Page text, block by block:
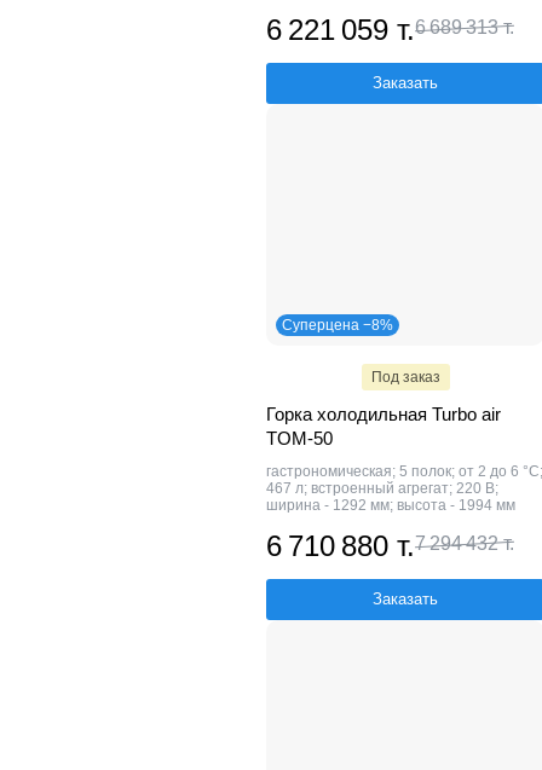
6 221 059 т.6 689 313 т.
Заказать
Суперцена −8%
Под заказ
Горка холодильная Turbo air
TOM-50
гастрономическая; 5 полок; от 2 до 6 °C;
467 л; встроенный агрегат; 220 В;
ширина - 1292 мм; высота - 1994 мм
6 710 880 т.7 294 432 т.
Заказать